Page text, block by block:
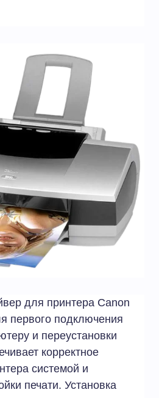
для принтера Canon
первого подключения
и переустановки
корректное
системой и
печати. Установка